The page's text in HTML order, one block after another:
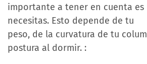
importante a tener en cuenta es
necesitas. Esto depende de tu
peso, de la curvatura de tu
postura al dormir. :